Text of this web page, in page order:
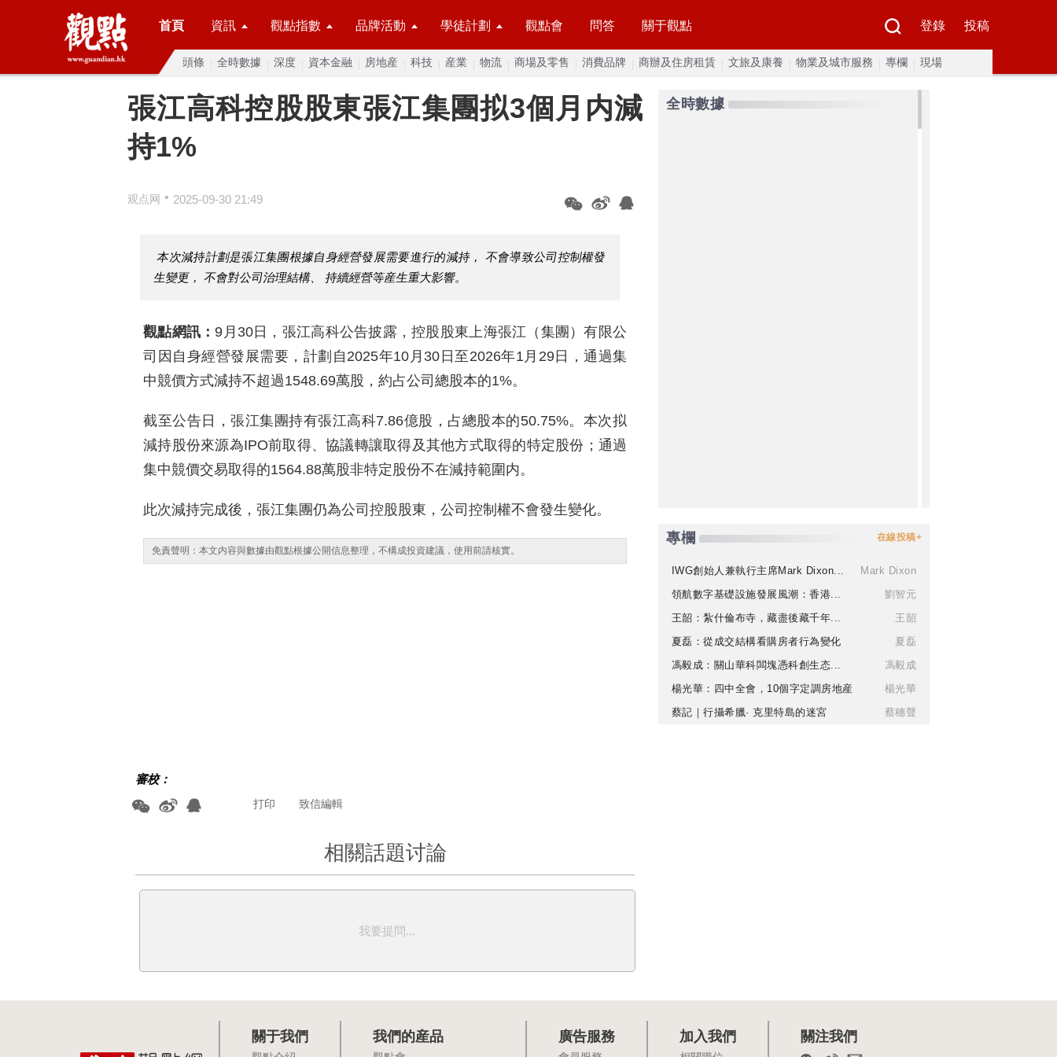
首頁 資訊 觀點指數 品牌活動 學徒計劃 觀點會 問答 關于觀點 登錄 投稿
頭條 全時數據 深度 資本金融 房地産 科技 産業 物流 商場及零售 消費品牌 商辦及住房租賃 文旅及康養 物業及城市服務 專欄 現場
張江高科控股股東張江集團拟3個月内減
持1%
观点网 • 2025-09-30 21:49
本次減持計劃是張江集團根據自身經營發展需要進行的減持， 不會導致公司控制權發
生變更， 不會對公司治理結構、 持續經營等産生重大影響。
觀點網訊：9月30日，張江高科公告披露，控股股東上海張江（集團）有限公
司因自身經營發展需要，計劃自2025年10月30日至2026年1月29日，通過集
中競價方式減持不超過1548.69萬股，約占公司總股本的1%。
截至公告日，張江集團持有張江高科7.86億股，占總股本的50.75%。本次拟
減持股份來源為IPO前取得、協議轉讓取得及其他方式取得的特定股份；通過
集中競價交易取得的1564.88萬股非特定股份不在減持範圍内。
此次減持完成後，張江集團仍為公司控股股東，公司控制權不會發生變化。
免責聲明：本文内容與數據由觀點根據公開信息整理，不構成投資建議，使用前請核實。
審校：
致信編輯
打印
相關話題讨論
我要提問...
全時數據
專欄 在線投稿+
IWG創始人兼執行主席Mark Dixon...
Mark Dixon
領航數字基礎設施發展風潮：香港...
劉智元
王韶：紮什倫布寺，藏盡後藏千年...
王韶
夏磊：從成交結構看購房者行為變化
夏磊
馮毅成：關山華科闆塊憑科創生态...
馮毅成
楊光華：四中全會，10個字定調房地産
楊光華
蔡記｜行攝希臘· 克里特島的迷宮
蔡穗聲
關于我們 我們的産品 廣告服務 加入我們 關注我們